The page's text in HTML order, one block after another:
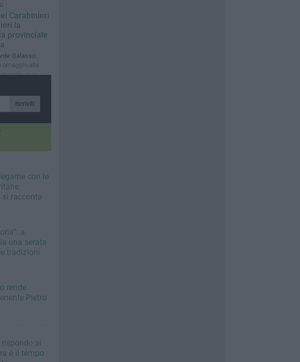
Carabinieri
la
provinciale
Galasso:
omaggio alla
viva,
Iscriviti
con le
si racconta
a
una serata
tradizioni
rende
Pietro
ai
è il tempo